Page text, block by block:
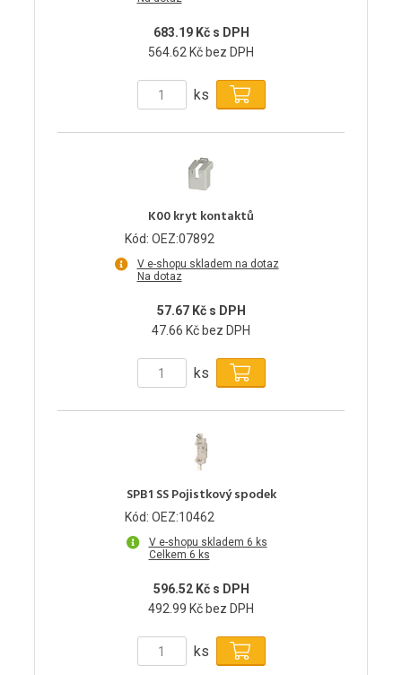
683.19 Kč s DPH
564.62 Kč bez DPH
ks
K00 kryt kontaktů
Kód: OEZ:07892
V e-shopu skladem na dotaz
Na dotaz
57.67 Kč s DPH
47.66 Kč bez DPH
ks
SPB1 SS Pojistkový spodek
Kód: OEZ:10462
V e-shopu skladem 6 ks
Celkem 6 ks
596.52 Kč s DPH
492.99 Kč bez DPH
ks